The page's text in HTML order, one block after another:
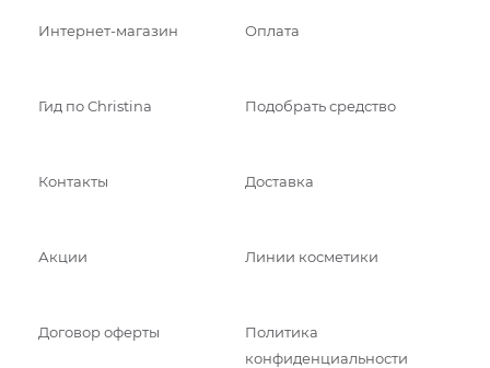
Интернет-магазин Оплата
Гид по Christina Подобрать средство
Контакты Доставка
Акции Линии косметики
Договор оферты
Политика
конфиденциальности